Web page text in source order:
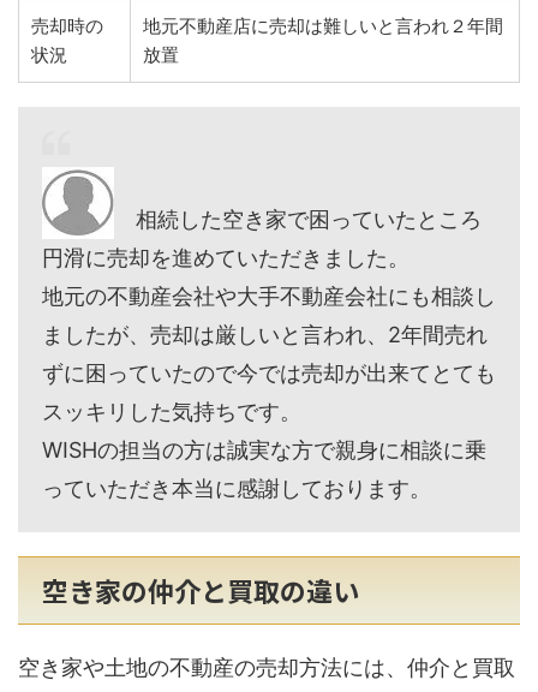
売却時の
状況
地元不動産店に売却は難しいと言われ２年間
放置
相続した空き家で困っていたところ
円滑に売却を進めていただきました。
地元の不動産会社や大手不動産会社にも相談し
ましたが、売却は厳しいと言われ、2年間売れ
ずに困っていたので今では売却が出来てとても
スッキリした気持ちです。
WISHの担当の方は誠実な方で親身に相談に乗
っていただき本当に感謝しております。
空き家の仲介と買取の違い
空き家や土地の不動産の売却方法には、仲介と買取